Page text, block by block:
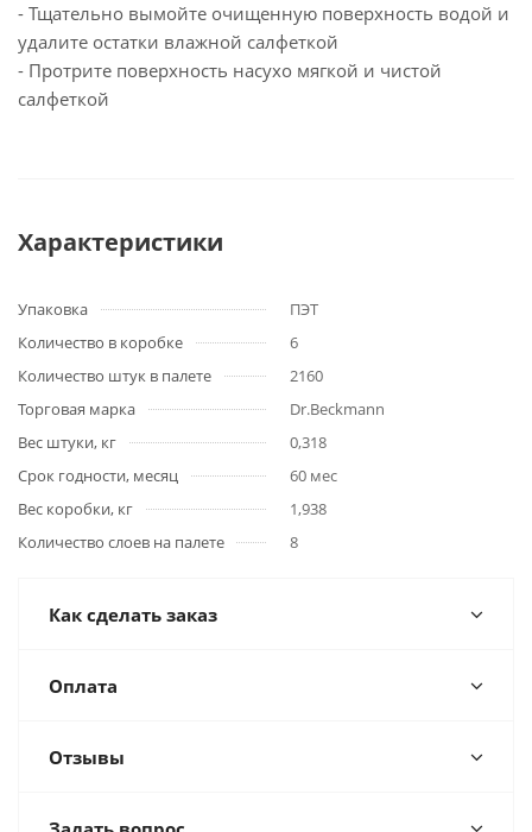
- Тщательно вымойте очищенную поверхность водой и
удалите остатки влажной салфеткой
- Протрите поверхность насухо мягкой и чистой
салфеткой
Характеристики
Упаковка
ПЭТ
Количество в коробке
6
Количество штук в палете
2160
Торговая марка
Dr.Beckmann
Вес штуки, кг
0,318
Срок годности, месяц
60 мес
Вес коробки, кг
1,938
Количество слоев на палете
8
Как сделать заказ
Оплата
Отзывы